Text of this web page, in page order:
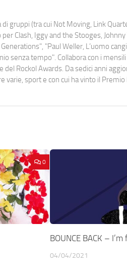
gruppi (tra cui Not Moving, Link
Clash, Iggy and the Stooges,
"Paul Weller, L’uomo
senza tempo". Collabora con i mensili
del Rockol Awards. Da sedici anni
varie, sport e con cui ha vinto il
0
BOUNCE BACK –
04/04/2021